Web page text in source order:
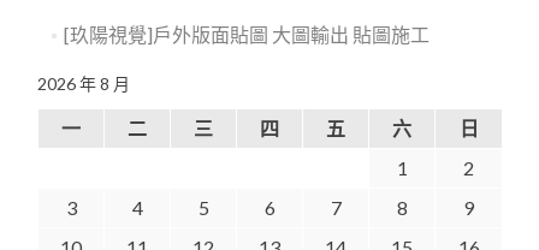
[玖陽視覺]戶外版面貼圖 大圖輸出 貼圖施工
2026 年 8 月
一 二 三 四 五 六
日
1
2
3
4 5 6 7 8
9